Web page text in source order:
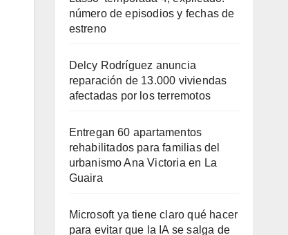
número de episodios y fechas de
estreno
Delcy Rodríguez anuncia
reparación de 13.000 viviendas
afectadas por los terremotos
Entregan 60 apartamentos
rehabilitados para familias del
urbanismo Ana Victoria en La
Guaira
Microsoft ya tiene claro qué hacer
para evitar que la IA se salga de